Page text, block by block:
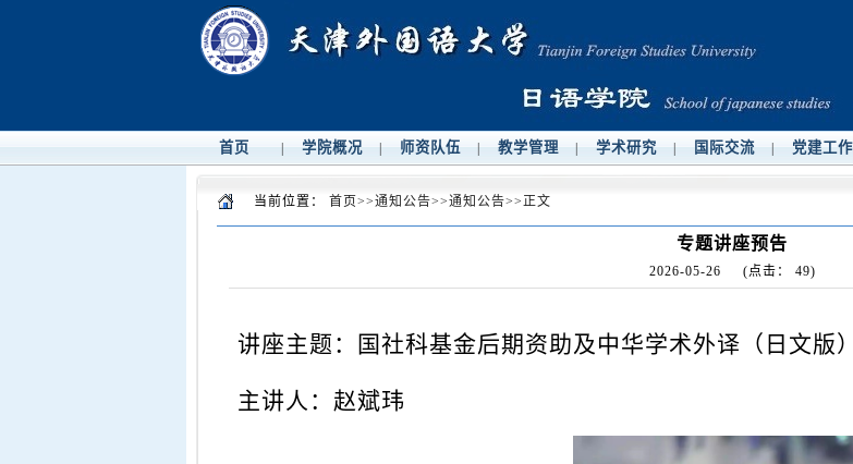
首页 学院概况 师资队伍 教学管理 学术研究 国际交流 党建工作
当前位置： 首页>>通知公告>>通知公告>>正文
专题讲座预告
2026-05-26 (点击： 49)
讲座主题： 国社科基金后期资助及中华学术外译（日文版
主讲人： 赵斌玮